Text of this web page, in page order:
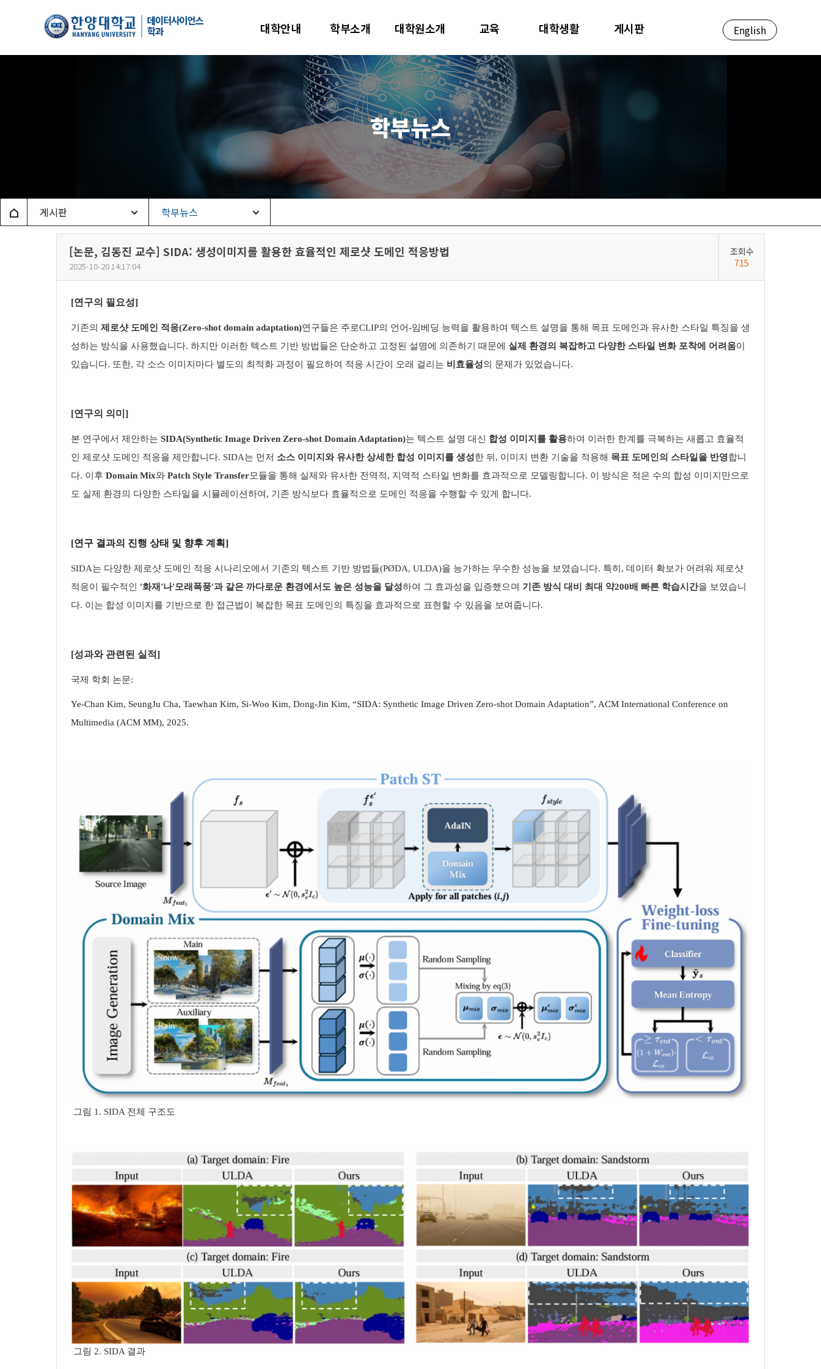
한양대학교
대학안내 학부소개 대학원소개 교육 대학생활 게시판 English
학부뉴스
Home 게시판 학부뉴스
[논문, 김동진 교수] SIDA: 생성이미지를 활용한 효율적인 제로샷 도메인 적응방법
2025-10-20 14:17:04
조회수
715
[연구의 필요성]
기존의 제로샷 도메인 적응(Zero-shot domain adaptation)연구들은 주로CLIP의 언어-임베딩 능력을 활용하여 텍스트 설명을 통해 목표 도메인과 유사한 스타일 특징을 생
성하는 방식을 사용했습니다. 하지만 이러한 텍스트 기반 방법들은 단순하고 고정된 설명에 의존하기 때문에 실제 환경의 복잡하고 다양한 스타일 변화 포착에 어려움이
있습니다. 또한, 각 소스 이미지마다 별도의 최적화 과정이 필요하여 적응 시간이 오래 걸리는 비효율성의 문제가 있었습니다.
[연구의 의미 ]
본 연구에서 제안하는 SIDA(Synthetic Image Driven Zero-shot Domain Adaptation)는 텍스트 설명 대신 합성 이미지를 활용하여 이러한 한계를 극복하는 새롭고 효율적
인 제로샷 도메인 적응을 제안합니다. SIDA는 먼저 소스 이미지와 유사한 상세한 합성 이미지를 생성한 뒤 , 이미지 변환 기술을 적용해 목표 도메인의 스타일을 반영합니
다. 이후 Domain Mix와 Patch Style Transfer모듈을 통해 실제와 유사한 전역적, 지역적 스타일 변화를 효과적으로 모델링합니다. 이 방식은 적은 수의 합성 이미지만으로
도 실제 환경의 다양한 스타일을 시뮬레이션하여 , 기존 방식보다 효율적으로 도메인 적응을 수행할 수 있게 합니다.
[연구 결과의 진행 상태 및 향후 계획]
SIDA는 다양한 제로샷 도메인 적응 시나리오에서 기존의 텍스트 기반 방법들(PØDA, ULDA)을 능가하는 우수한 성능을 보였습니다. 특히 , 데이터 확보가 어려워 제로샷
적응이 필수적인 '화재 '나'모래폭풍'과 같은 까다로운 환경에서도 높은 성능을 달성하여 그 효과성을 입증했으며 기존 방식 대비 최대 약200배 빠른 학습시간을 보였습니
다. 이는 합성 이미지를 기반으로 한 접근법이 복잡한 목표 도메인의 특징을 효과적으로 표현할 수 있음을 보여줍니다.
[성과와 관련된 실적]
국제 학회 논문:
Ye-Chan Kim, SeungJu Cha, Taewhan Kim, Si-Woo Kim, Dong-Jin Kim, “SIDA: Synthetic Image Driven Zero-shot Domain Adaptation”, ACM International Conference on
Multimedia (ACM MM), 2025.
그림 1. SIDA 전체 구조도
그림 2. SIDA 결과